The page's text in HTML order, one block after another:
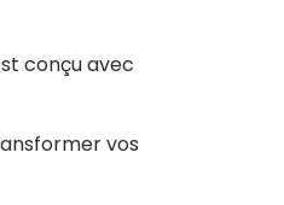
conçu avec
vos